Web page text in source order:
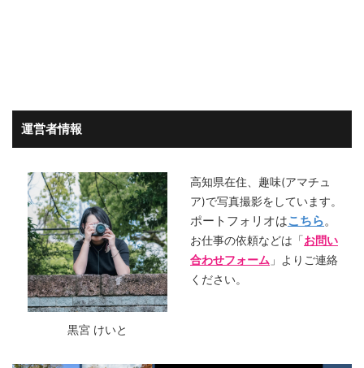
運営者情報
黒宮 けいと
高知県在住、趣味(アマチュ
ア)で写真撮影をしています。
ポートフォリオはこちら。
お仕事の依頼などは「お問い
合わせフォーム 」よりご連絡
ください。